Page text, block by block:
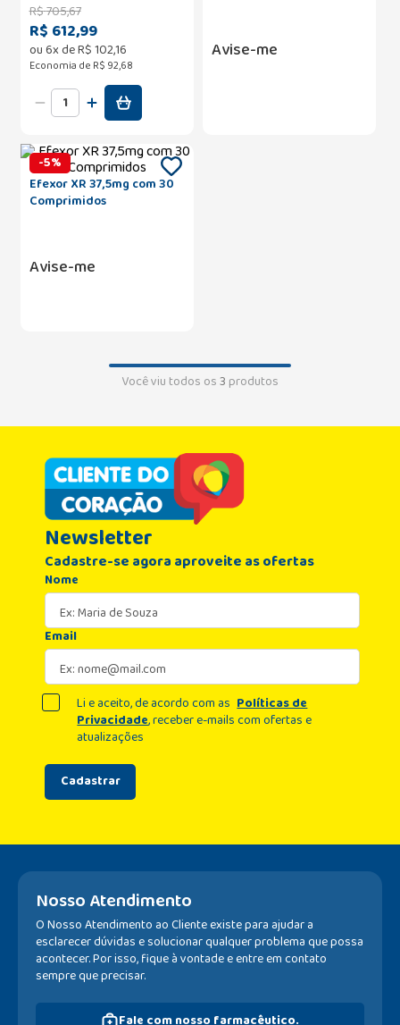
R$705,67
R$ 612,99
ou6x deR$102,16
Economia de R$ 92,68
Avise-me
-5%
Efexor XR 37,5mg com 30
Comprimidos
Avise-me
Você viu todos os3produtos
Newsletter
Cadastre-se agora aproveite as ofertas
Nome
Email
Cadastrar
Li e aceito, de acordo com as Políticas de
Privacidade, receber e-mails com ofertas e
atualizações
Nosso Atendimento
O Nosso Atendimento ao Cliente existe para ajudar a
esclarecer dúvidas e solucionar qualquer problema que possa
acontecer. Por isso, fique à vontade e entre em contato
sempre que precisar.
Fale com nosso farmacêutico.